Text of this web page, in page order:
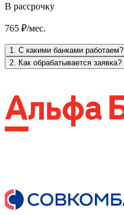
В рассрочку
765 ₽/мес.
1. С какими банками работаем?
2. Как обрабатывается заявка?